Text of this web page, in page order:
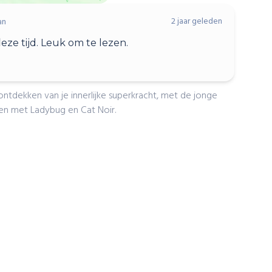
2 jaar geleden
tijd. Leuk om te lezen.
van je innerlijke superkracht, met de jonge
met Ladybug en Cat Noir.